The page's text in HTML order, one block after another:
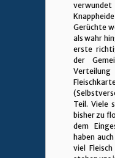
verwundet
Gerüchte
als wahr
erste
der
Teil. Viele
bisher zu
dem
haben
viel